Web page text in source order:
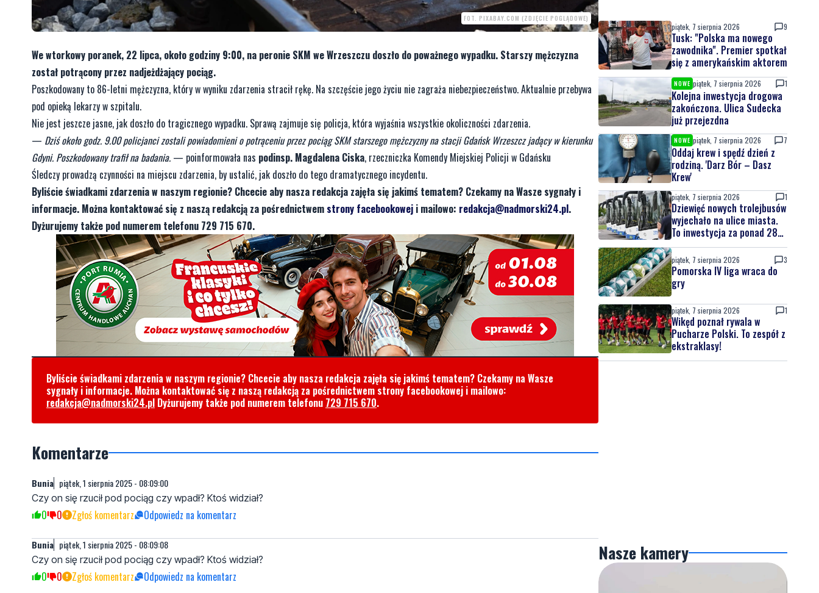
FOT. PIXABAY.COM (ZDJĘCIE POGLĄDOWE)
We wtorkowy poranek, 22 lipca, około godziny 9:00, na peronie SKM we Wrzeszczu doszło do poważnego wypadku. Starszy mężczyzna
został potrącony przez nadjeżdżający pociąg.
Poszkodowany to 86-letni mężczyzna, który w wyniku zdarzenia stracił rękę. Na szczęście jego życiu nie zagraża niebezpieczeństwo. Aktualnie przebywa
pod opieką lekarzy w szpitalu.
Nie jest jeszcze jasne, jak doszło do tragicznego wypadku. Sprawą zajmuje się policja, która wyjaśnia wszystkie okoliczności zdarzenia.
— Dziś około godz. 9.00 policjanci zostali powiadomieni o potrąceniu przez pociąg SKM starszego mężczyzny na stacji Gdańsk Wrzeszcz jadący w kierunku
Gdyni. Poszkodowany trafił na badania. — poinformowała nas podinsp. Magdalena Ciska, rzeczniczka Komendy Miejskiej Policji w Gdańsku
Śledczy prowadzą czynności na miejscu zdarzenia, by ustalić, jak doszło do tego dramatycznego incydentu.
Byliście świadkami zdarzenia w naszym regionie? Chcecie aby nasza redakcja zajęła się jakimś tematem? Czekamy na Wasze sygnały i
informacje. Można kontaktować się z naszą redakcją za pośrednictwem strony facebookowej i mailowo: redakcja@nadmorski24.pl.
Dyżurujemy także pod numerem telefonu 729 715 670.
Byliście świadkami zdarzenia w naszym regionie? Chcecie aby nasza redakcja zajęła się jakimś tematem? Czekamy na Wasze
sygnały i informacje. Można kontaktować się z naszą redakcją za pośrednictwem strony facebookowej i mailowo:
redakcja@nadmorski24.pl Dyżurujemy także pod numerem telefonu 729 715 670.
Komentarze
Bunia piątek, 1 sierpnia 2025 - 08:09:00
Czy on się rzucił pod pociąg czy wpadł? Ktoś widział?
0 0 Zgłoś komentarz Odpowiedz na komentarz
Bunia piątek, 1 sierpnia 2025 - 08:09:08
Czy on się rzucił pod pociąg czy wpadł? Ktoś widział?
0 0 Zgłoś komentarz Odpowiedz na komentarz
piątek, 7 sierpnia 2026 9
Tusk: "Polska ma nowego
zawodnika". Premier spotkał
się z amerykańskim aktorem
NOWE piątek, 7 sierpnia 2026 1
Kolejna inwestycja drogowa
zakończona. Ulica Sudecka
już przejezdna
NOWE piątek, 7 sierpnia 2026 7
Oddaj krew i spędź dzień z
rodziną. 'Darz Bór – Dasz
Krew'
piątek, 7 sierpnia 2026 1
Dziewięć nowych trolejbusów
wyjechało na ulice miasta.
To inwestycja za ponad 28
mln zł
piątek, 7 sierpnia 2026 3
Pomorska IV liga wraca do
gry
piątek, 7 sierpnia 2026 1
Wikęd poznał rywala w
Pucharze Polski. To zespół z
ekstraklasy!
Nasze kamery